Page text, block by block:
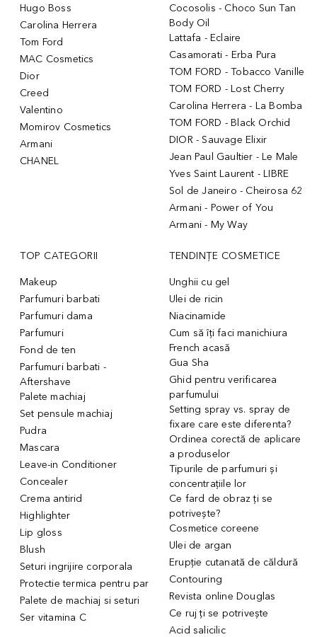
Hugo Boss
Carolina Herrera
Tom Ford
MAC Cosmetics
Dior
Creed
Valentino
Momirov Cosmetics
Armani
CHANEL
Cocosolis - Choco Sun Tan
Body Oil
Lattafa - Eclaire
Casamorati - Erba Pura
TOM FORD - Tobacco Vanille
TOM FORD - Lost Cherry
Carolina Herrera - La Bomba
TOM FORD - Black Orchid
DIOR - Sauvage Elixir
Jean Paul Gaultier - Le Male
Yves Saint Laurent - LIBRE
Sol de Janeiro - Cheirosa 62
Armani - Power of You
Armani - My Way
TOP CATEGORII
Makeup
Parfumuri barbati
Parfumuri dama
Parfumuri
Fond de ten
Parfumuri barbati -
Aftershave
Palete machiaj
Set pensule machiaj
Pudra
Mascara
Leave-in Conditioner
Concealer
Crema antirid
Highlighter
Lip gloss
Blush
Seturi ingrijire corporala
Protectie termica pentru par
Palete de machiaj si seturi
Ser vitamina C
TENDINȚE COSMETICE
Unghii cu gel
Ulei de ricin
Niacinamide
Cum să îți faci manichiura
French acasă
Gua Sha
Ghid pentru verificarea
parfumului
Setting spray vs. spray de
fixare care este diferenta?
Ordinea corectă de aplicare
a produselor
Tipurile de parfumuri și
concentrațiile lor
Ce fard de obraz ți se
potrivește?
Cosmetice coreene
Ulei de argan
Erupție cutanată de căldură
Contouring
Revista online Douglas
Ce ruj ți se potrivește
Acid salicilic